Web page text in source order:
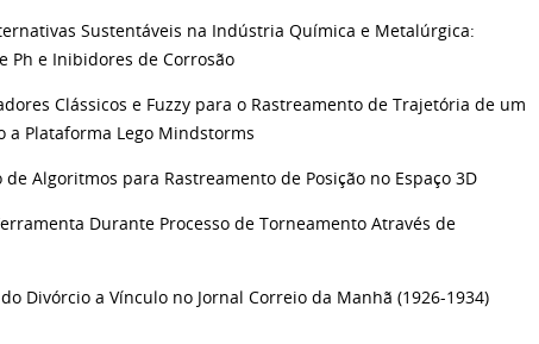
Sustentáveis na Indústria Química e Metalúrgica:
Ph e Inibidores de Corrosão
Clássicos e Fuzzy para o Rastreamento de Trajetória de um
a Plataforma Lego Mindstorms
Algoritmos para Rastreamento de Posição no Espaço 3D
Durante Processo de Torneamento Através de
Divórcio a Vínculo no Jornal Correio da Manhã (1926-1934)